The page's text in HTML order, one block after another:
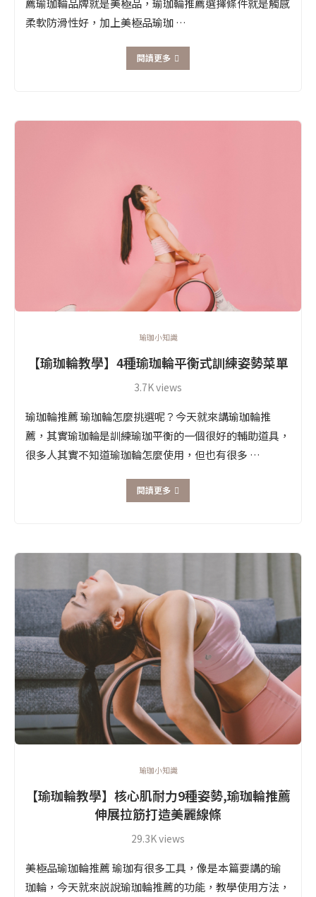
柔軟防滑性好，加上美極品瑜珈 …
閱讀更多
瑜珈小知識
【瑜珈輪教學】4種瑜珈輪平衡式訓練姿勢菜單
3.7K views
瑜珈輪推薦 瑜珈輪怎麼挑選呢？今天就來講瑜珈輪推
薦，其實瑜珈輪是訓練瑜珈平衡的一個很好的輔助道具，
很多人其實不知道瑜珈輪怎麼使用，但也有很多 …
閱讀更多
瑜珈小知識
【瑜珈輪教學】核心肌耐力9種姿勢,瑜珈輪推薦
伸展拉筋打造美麗線條
29.3K views
美極品瑜珈輪推薦 瑜珈有很多工具，像是本篇要講的瑜
珈輪，今天就來説說瑜珈輪推薦的功能，教學使用方法，